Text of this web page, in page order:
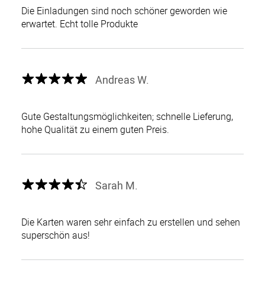
Die Einladungen sind noch schöner geworden wie
erwartet. Echt tolle Produkte
Andreas W.
Gute Gestaltungsmöglichkeiten; schnelle Lieferung,
hohe Qualität zu einem guten Preis.
Sarah M.
Die Karten waren sehr einfach zu erstellen und sehen
superschön aus!